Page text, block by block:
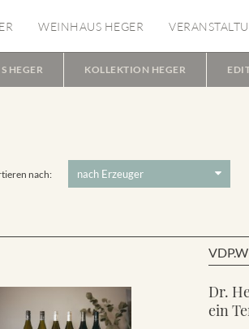
WEINHAUS HEGER
HEGER KOLLEKTION HEGER
nach:
Dr.
ein